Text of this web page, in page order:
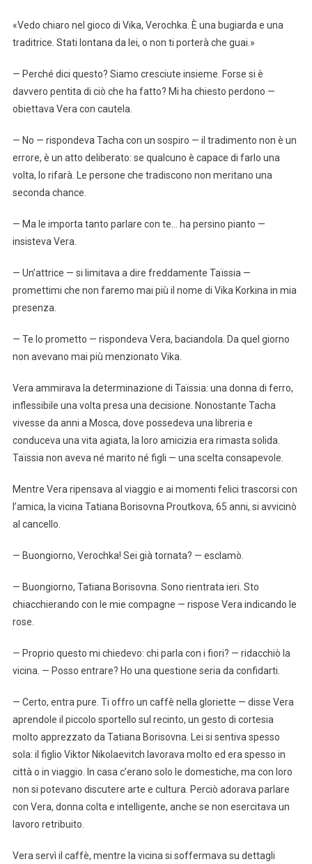
«Vedo chiaro nel gioco di Vika, Verochka. È una bugiarda e una
traditrice. Stati lontana da lei, o non ti porterà che guai.»
— Perché dici questo? Siamo cresciute insieme. Forse si è
davvero pentita di ciò che ha fatto? Mi ha chiesto perdono —
obiettava Vera con cautela.
— No — rispondeva Tacha con un sospiro — il tradimento non è un
errore, è un atto deliberato: se qualcuno è capace di farlo una
volta, lo rifarà. Le persone che tradiscono non meritano una
seconda chance.
— Ma le importa tanto parlare con te… ha persino pianto —
insisteva Vera.
— Un’attrice — si limitava a dire freddamente Taïssia —
promettimi che non faremo mai più il nome di Vika Korkina in mia
presenza.
— Te lo prometto — rispondeva Vera, baciandola. Da quel giorno
non avevano mai più menzionato Vika.
Vera ammirava la determinazione di Taïssia: una donna di ferro,
inflessibile una volta presa una decisione. Nonostante Tacha
vivesse da anni a Mosca, dove possedeva una libreria e
conduceva una vita agiata, la loro amicizia era rimasta solida.
Taïssia non aveva né marito né figli — una scelta consapevole.
Mentre Vera ripensava al viaggio e ai momenti felici trascorsi con
l’amica, la vicina Tatiana Borisovna Proutkova, 65 anni, si avvicinò
al cancello.
— Buongiorno, Verochka! Sei già tornata? — esclamò.
— Buongiorno, Tatiana Borisovna. Sono rientrata ieri. Sto
chiacchierando con le mie compagne — rispose Vera indicando le
rose.
— Proprio questo mi chiedevo: chi parla con i fiori? — ridacchiò la
vicina. — Posso entrare? Ho una questione seria da confidarti.
— Certo, entra pure. Ti offro un caffè nella gloriette — disse Vera
aprendole il piccolo sportello sul recinto, un gesto di cortesia
molto apprezzato da Tatiana Borisovna. Lei si sentiva spesso
sola: il figlio Viktor Nikolaevitch lavorava molto ed era spesso in
città o in viaggio. In casa c’erano solo le domestiche, ma con loro
non si potevano discutere arte e cultura. Perciò adorava parlare
con Vera, donna colta e intelligente, anche se non esercitava un
lavoro retribuito.
Vera servì il caffè, mentre la vicina si soffermava su dettagli